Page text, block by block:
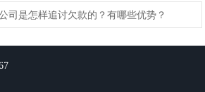
司是怎样追讨欠款的？有哪些优势？